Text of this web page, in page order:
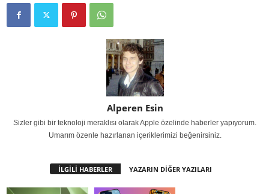
Alperen Esin
Sizler gibi bir teknoloji meraklısı olarak Apple özelinde haberler yapıyorum.
Umarım özenle hazırlanan içeriklerimizi beğenirsiniz.
İLGİLİ HABERLER YAZARIN DİĞER YAZILARI